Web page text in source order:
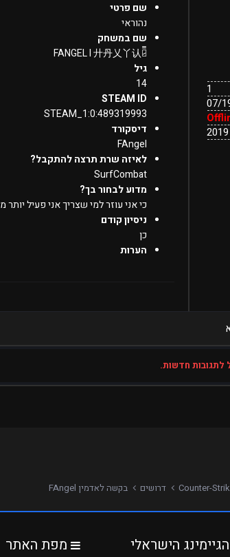
1
07/
שם פרטי
נהוראי
שם במשחק
︻̷̿FANGEL l 廾丹乂丫认
גיל
14
STEAM ID
STEAM_1:0:489319993
דיסקורד
FAngel
לאיזה שרת תרצה להתקבל?
SurfCombat
מדוע לבחור בך?
כי אני עוזר למי שצריך אני פעיל יותר מ5 שעות ביום ואני ממש אוהב את הסרבר הזה
ניסיון קודם
כן
הערות
לתגובות חדשות.
Counter- דרושים בקשה לאדמין FAngel
מפת האתר